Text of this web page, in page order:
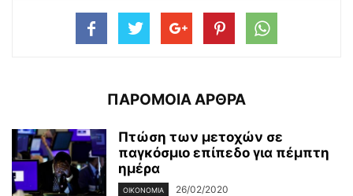
ΠΑΡΟΜΟΙΑ ΑΡΘΡΑ
Πτώση των μετοχών σε
παγκόσμιο επίπεδο για πέμπτη
ημέρα
ΟΙΚΟΝΟΜΊΑ 26/02/2020